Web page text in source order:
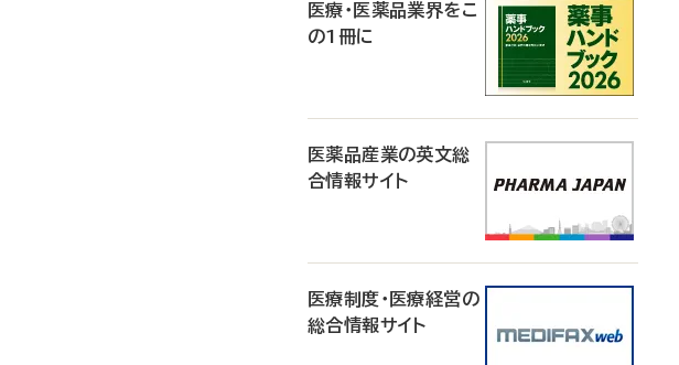
医療・医薬品業界をこ
の1冊に
医薬品産業の英文総
合情報サイト
医療制度・医療経営の
総合情報サイト